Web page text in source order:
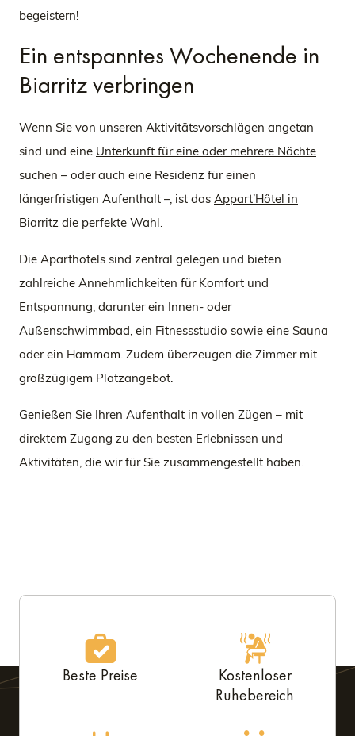
begeistern!
Ein entspanntes Wochenende in
Biarritz verbringen
Wenn Sie von unseren Aktivitätsvorschlägen angetan
sind und eine Unterkunft für eine oder mehrere Nächte
suchen – oder auch eine Residenz für einen
längerfristigen Aufenthalt –, ist das Appart’Hôtel in
Biarritz die perfekte Wahl.
Die Aparthotels sind zentral gelegen und bieten
zahlreiche Annehmlichkeiten für Komfort und
Entspannung, darunter ein Innen- oder
Außenschwimmbad, ein Fitnessstudio sowie eine Sauna
oder ein Hammam. Zudem überzeugen die Zimmer mit
großzügigem Platzangebot.
Genießen Sie Ihren Aufenthalt in vollen Zügen – mit
direktem Zugang zu den besten Erlebnissen und
Aktivitäten, die wir für Sie zusammengestellt haben.
Beste Preise
Kostenloser
Ruhebereich